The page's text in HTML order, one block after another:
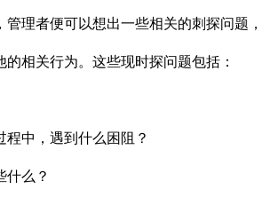
理者便可以想出一些相关的刺探问题，
的相关行为。这些现时探问题包括：
程中，遇到什么困阻？
什么？